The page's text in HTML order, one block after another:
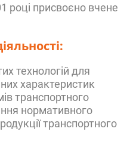
році присвоєно вчене
технологій для
характеристик
транспортного
нормативного
транспортного